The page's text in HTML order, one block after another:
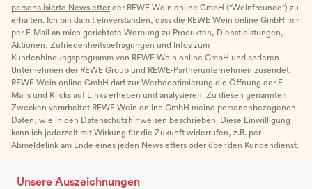
personalisierte Newsletter der REWE Wein online GmbH ("Weinfreunde") zu
erhalten. Ich bin damit einverstanden, dass die REWE Wein online GmbH mir
per E-Mail an mich gerichtete Werbung zu Produkten, Dienstleistungen,
Aktionen, Zufriedenheitsbefragungen und Infos zum
Kundenbindungsprogramm von REWE Wein online GmbH und anderen
Unternehmen der REWE Group und REWE-Partnerunternehmen zusendet.
REWE Wein online GmbH darf zur Werbeoptimierung die Öffnung der E-
Mails und Klicks auf Links erheben und analysieren. Zu diesen genannten
Zwecken verarbeitet REWE Wein online GmbH meine personenbezogenen
Daten, wie in den Datenschutzhinweisen beschrieben. Diese Einwilligung
kann ich jederzeit mit Wirkung für die Zukunft widerrufen, z.B. per
Abmeldelink am Ende eines jeden Newsletters oder über den Kundendienst.
Unsere Auszeichnungen